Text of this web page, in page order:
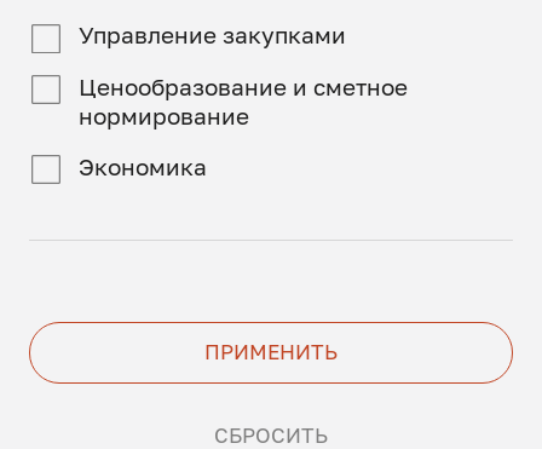
Управление закупками
Ценообразование и сметное
нормирование
Экономика
ПРИМЕНИТЬ
СБРОСИТЬ